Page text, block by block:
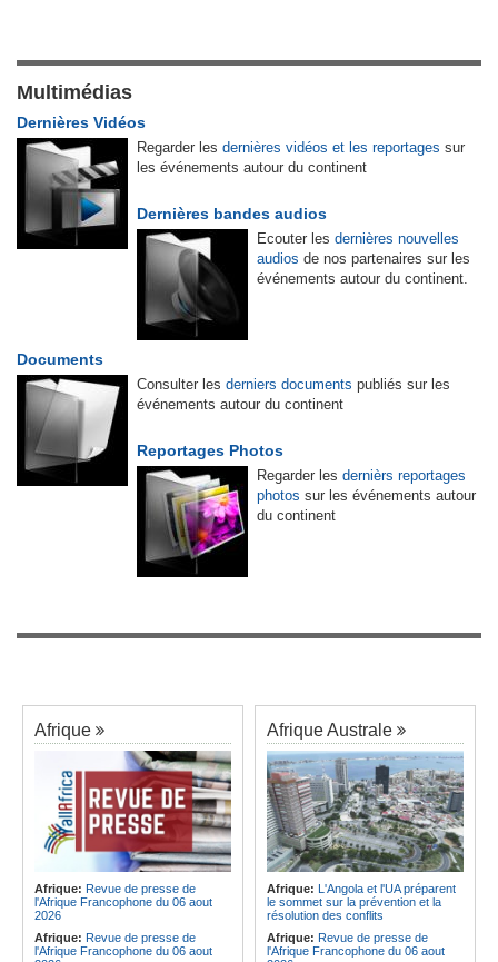
Multimédias
Dernières Vidéos
Regarder les dernières vidéos et les reportages sur
les événements autour du continent
Dernières bandes audios
Ecouter les dernières nouvelles
audios de nos partenaires sur les
événements autour du continent.
Documents
Consulter les derniers documents publiés sur les
événements autour du continent
Reportages Photos
Regarder les dernièrs reportages
photos sur les événements autour
du continent
Afrique
Afrique: Revue de presse de
l'Afrique Francophone du 06 aout
2026
Afrique: Revue de presse de
l'Afrique Francophone du 06 aout
Afrique Australe
Afrique: L'Angola et l'UA préparent
le sommet sur la prévention et la
résolution des conflits
Afrique: Revue de presse de
l'Afrique Francophone du 06 aout